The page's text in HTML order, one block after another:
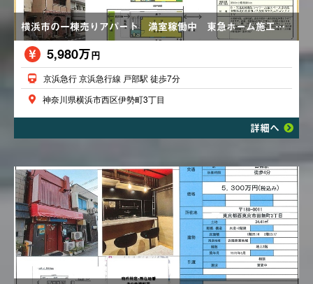
横浜市の一棟売りアパート 満室稼働中 東急ホーム施工 都市ガス
5,980万円
京浜急行 京浜急行線 戸部駅 徒歩7分
神奈川県横浜市西区伊勢町3丁目
詳細へ